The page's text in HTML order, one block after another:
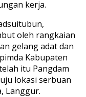
kerja.
oleh rangkaian
gelang adat dan
Kabupaten
itu Pangdam
lokasi serbuan
Langgur.